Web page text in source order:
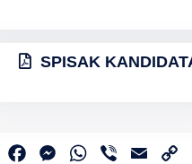
SPISAK
FacebookMessenger
WhatsApp
Viber Email